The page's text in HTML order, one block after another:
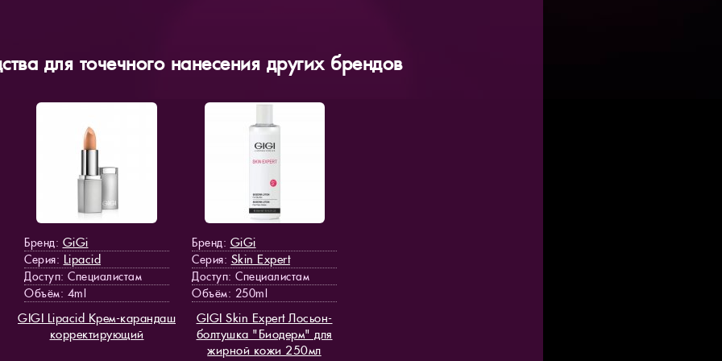
для точечного нанесения других брендов
Бренд: GiGi
Серия: Lipacid
Доступ: Специалистам
Объём: 4ml
GIGI Lipacid Крем-карандаш
корректирующий
Бренд: GiGi
Серия: Skin Expert
Доступ: Специалистам
Объём: 250ml
GIGI Skin Expert Лосьон-
болтушка "Биодерм" для
жирной кожи 250мл